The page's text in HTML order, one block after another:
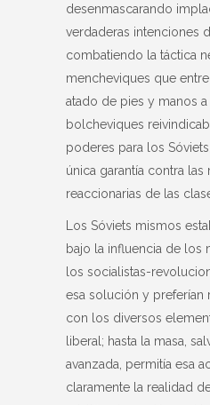
desenmascarando
verdaderas intenciones
combatiendo la táctica
mencheviques que
atado de pies y manos
bolcheviques
poderes para los
única garantía contra las
reaccionarias de las
Los Sóviets mismos
bajo la influencia de los
los socialistas-
esa solución y preferían
con los diversos
liberal; hasta la masa,
avanzada, permitía esa
claramente la realidad